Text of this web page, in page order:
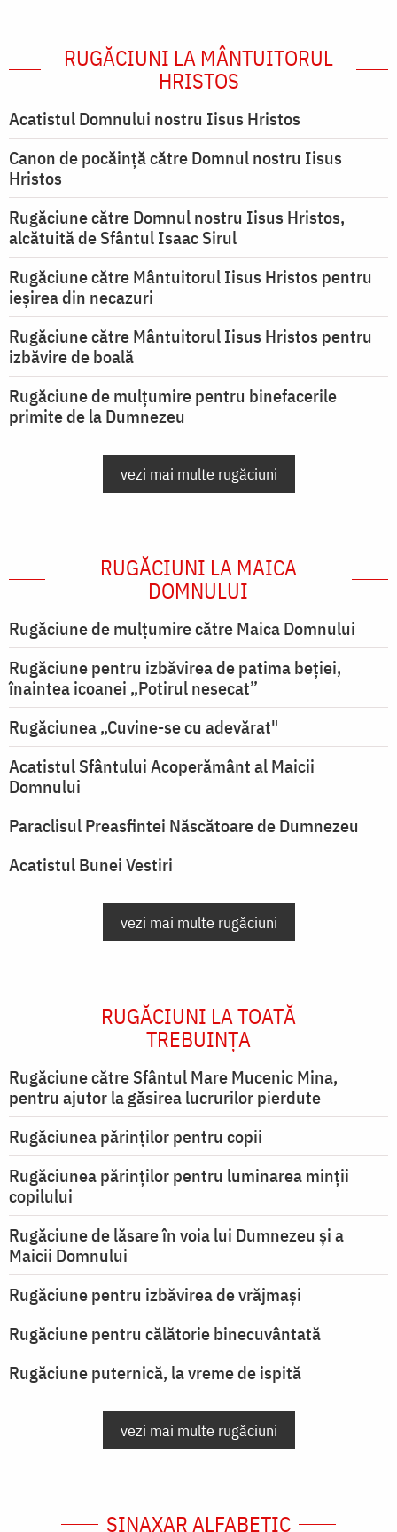
RUGĂCIUNI LA MÂNTUITORUL
HRISTOS
Acatistul Domnului nostru Iisus Hristos
Canon de pocăință către Domnul nostru Iisus
Hristos
Rugăciune către Domnul nostru Iisus Hristos,
alcătuită de Sfântul Isaac Sirul
Rugăciune către Mântuitorul Iisus Hristos pentru
ieşirea din necazuri
Rugăciune către Mântuitorul Iisus Hristos pentru
izbăvire de boală
Rugăciune de mulțumire pentru binefacerile
primite de la Dumnezeu
vezi mai multe rugăciuni
RUGĂCIUNI LA MAICA
DOMNULUI
Rugăciune de mulţumire către Maica Domnului
Rugăciune pentru izbăvirea de patima beției,
înaintea icoanei „Potirul nesecat”
Rugăciunea „Cuvine-se cu adevărat"
Acatistul Sfântului Acoperământ al Maicii
Domnului
Paraclisul Preasfintei Născătoare de Dumnezeu
Acatistul Bunei Vestiri
vezi mai multe rugăciuni
RUGĂCIUNI LA TOATĂ
TREBUINȚA
Rugăciune către Sfântul Mare Mucenic Mina,
pentru ajutor la găsirea lucrurilor pierdute
Rugăciunea părinților pentru copii
Rugăciunea părinților pentru luminarea minţii
copilului
Rugăciune de lăsare în voia lui Dumnezeu şi a
Maicii Domnului
Rugăciune pentru izbăvirea de vrăjmași
Rugăciune pentru călătorie binecuvântată
Rugăciune puternică, la vreme de ispită
vezi mai multe rugăciuni
SINAXAR ALFABETIC